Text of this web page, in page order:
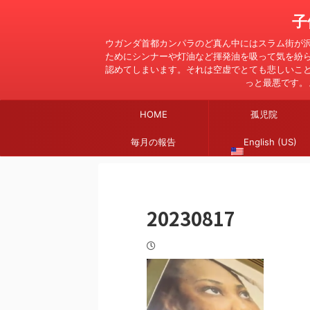
ウガンダ首都カンパラのど真ん中にはスラム街
ためにシンナーや灯油など揮発油を吸って気を
認めてしまいます。それは空虚でとても悲しいこ
っと最悪です
HOME 孤児院
毎月の報告 English (US)
20230817